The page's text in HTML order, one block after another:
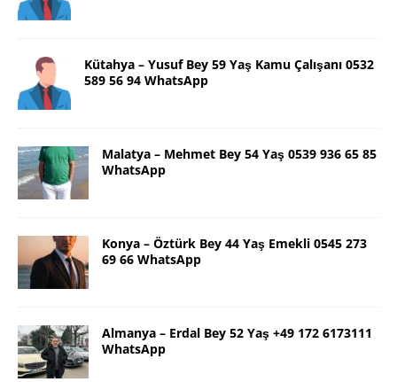
Kütahya – Yusuf Bey 59 Yaş Kamu Çalışanı 0532
589 56 94 WhatsApp
Malatya – Mehmet Bey 54 Yaş 0539 936 65 85
WhatsApp
Konya – Öztürk Bey 44 Yaş Emekli 0545 273
69 66 WhatsApp
Almanya – Erdal Bey 52 Yaş +49 172 6173111
WhatsApp